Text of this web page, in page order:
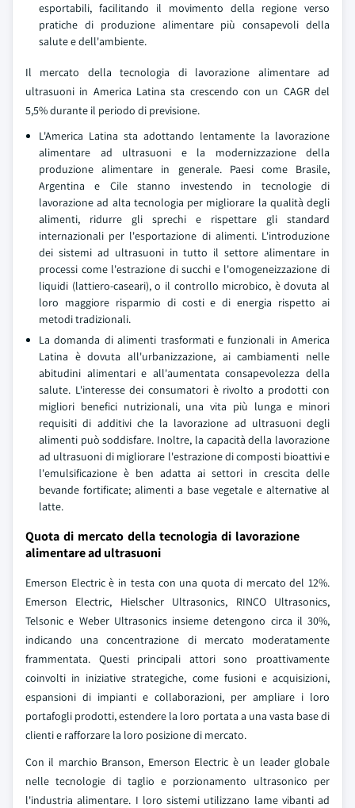
esportabili, facilitando il movimento della regione verso
pratiche di produzione alimentare più consapevoli della
salute e dell'ambiente.
Il mercato della tecnologia di lavorazione alimentare ad
ultrasuoni in America Latina sta crescendo con un CAGR del
5,5% durante il periodo di previsione.
L'America Latina sta adottando lentamente la lavorazione
alimentare ad ultrasuoni e la modernizzazione della
produzione alimentare in generale. Paesi come Brasile,
Argentina e Cile stanno investendo in tecnologie di
lavorazione ad alta tecnologia per migliorare la qualità degli
alimenti, ridurre gli sprechi e rispettare gli standard
internazionali per l'esportazione di alimenti. L'introduzione
dei sistemi ad ultrasuoni in tutto il settore alimentare in
processi come l'estrazione di succhi e l'omogeneizzazione di
liquidi (lattiero-caseari), o il controllo microbico, è dovuta al
loro maggiore risparmio di costi e di energia rispetto ai
metodi tradizionali.
La domanda di alimenti trasformati e funzionali in America
Latina è dovuta all'urbanizzazione, ai cambiamenti nelle
abitudini alimentari e all'aumentata consapevolezza della
salute. L'interesse dei consumatori è rivolto a prodotti con
migliori benefici nutrizionali, una vita più lunga e minori
requisiti di additivi che la lavorazione ad ultrasuoni degli
alimenti può soddisfare. Inoltre, la capacità della lavorazione
ad ultrasuoni di migliorare l'estrazione di composti bioattivi e
l'emulsificazione è ben adatta ai settori in crescita delle
bevande fortificate; alimenti a base vegetale e alternative al
latte.
Quota di mercato della tecnologia di lavorazione
alimentare ad ultrasuoni
Emerson Electric è in testa con una quota di mercato del 12%.
Emerson Electric, Hielscher Ultrasonics, RINCO Ultrasonics,
Telsonic e Weber Ultrasonics insieme detengono circa il 30%,
indicando una concentrazione di mercato moderatamente
frammentata. Questi principali attori sono proattivamente
coinvolti in iniziative strategiche, come fusioni e acquisizioni,
espansioni di impianti e collaborazioni, per ampliare i loro
portafogli prodotti, estendere la loro portata a una vasta base di
clienti e rafforzare la loro posizione di mercato.
Con il marchio Branson, Emerson Electric è un leader globale
nelle tecnologie di taglio e porzionamento ultrasonico per
l'industria alimentare. I loro sistemi utilizzano lame vibanti ad